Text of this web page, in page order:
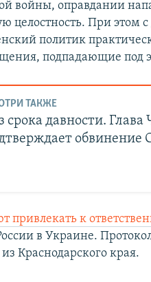
войны, оправдании
целостность. При этом
политик
подпадающие под
ТАКЖЕ
срока давности. Глава
обвинение
привлекать к
в Украине.
Краснодарского края.